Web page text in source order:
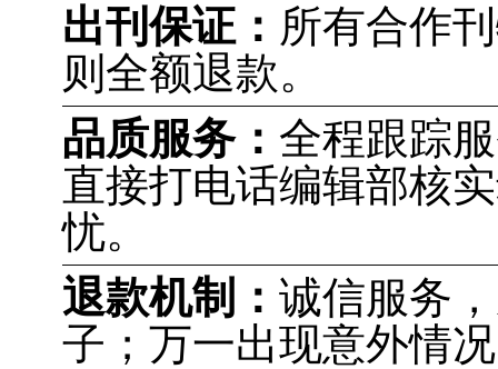
出刊保证： 所有合作
则全额退款。
品质服务： 全程跟踪
直接打电话编辑部核
忧。
退款机制： 诚信服务
子；万一出现意外情